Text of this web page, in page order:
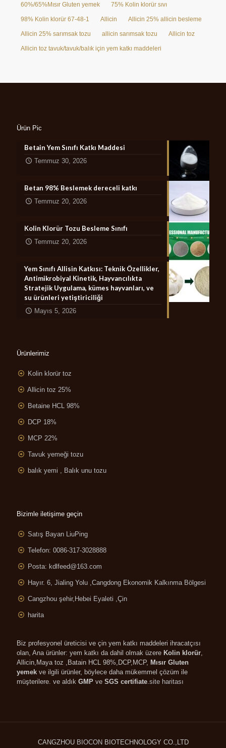
60%/65%Mısır Gluten yemek 75% Kolin klorür sıvı
98% Kolin klorür 67-48-1 Allicin Allicin 25% allicin besleme
Allicin 25% sarımsak tozu allicin sarımsak tozu Allicin toz
Allicin toz tavuk/tavuk/balık için yem katkı maddeleri
Ürün Pic
Betain Yem Sınıfı Katkı Maddesi
Temmuz 30, 2026
Betan 98% Beslemek dereceli katkı
Temmuz 20, 2026
Kolin Klorür Tozu Besleme Sınıfı
Temmuz 20, 2026
Yem Sınıfı Allisin Katkısı: Teknik Özellikler,
Antimikrobiyal Kinetik, Hayvancılıkta
Stratejik Uygulama, kümes hayvanları, ve
su ürünleri yetiştiriciliği
Mayıs 5, 2026
Ürünlerimiz
Kolin klorür toz
Allicin toz 25%
Betaine HCL 98%
DCP 18%
MCP 22%
Tavuk yemeği tozu
balık yemi , Balık unu tozu
Bizimle iletişime geçin
Satış Bayan LiuPing
Telefon: 0086-317-3028888
Posta: kdlfeed@163.com
Hayır. 6, Jialing Yolu ,Cangdong Ekonomik Kalkınma Bölgesi
Cangzhou şehir,Hebei Eyaleti ,Çin
harita
Biz profesyonel üreticisi ve çin yem katkı maddeleri ihracatçısı
olan, Ana ürünler: yem katkı da dahil olmak üzere Kolin klorür
Allicin,Maya toz , Batain HCL 98%,DCP,MCP, Mısır Gluten
yemek ve ilgili ürünler, böylece daha mükemmel çözüm ile
müşterilere. ve aldık GMP ve SGS certifiate site haritası
CANGZHOU BIOCON BIOTECHNOLOGY CO.,LTD